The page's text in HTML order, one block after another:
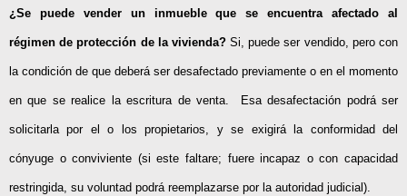
¿Se puede vender un inmueble que se encuentra afectado al
régimen de protección de la vivienda?Si, puede ser vendido, pero con
la condición de que deberá ser desafectado previamente o en el momento
en que se realice la escritura de venta. Esa desafectación podrá ser
solicitarla por el o los propietarios, y se exigirá la conformidad del
cónyuge o conviviente (si este faltare; fuere incapaz o con capacidad
restringida, su voluntad podrá reemplazarse por la autoridad judicial).